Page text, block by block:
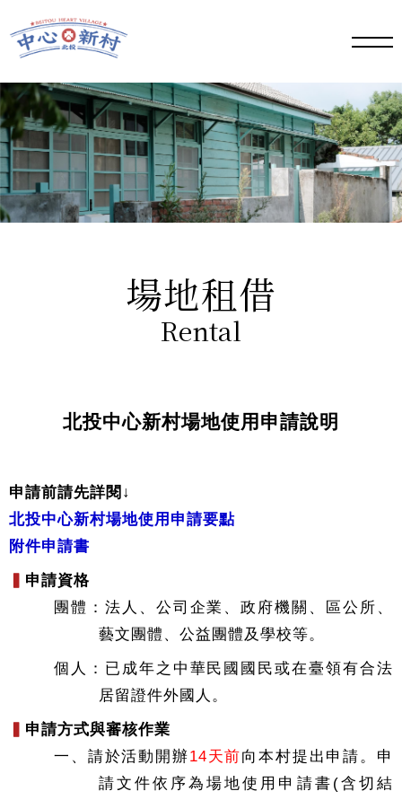
手機
場地租借
Rental
北投中心新村場地使用申請說明
申請前請先詳閱↓
北投中心新村場地使用申請要點
附件申請書
申請資格
團體：法人、公司企業、政府機關、區公所、
藝文團體、公益團體及學校等。
個人：已成年之中華民國國民或在臺領有合法
居留證件外國人。
申請方式與審核作業
一、請於活動開辦14天前向本村提出申請。申
請文件依序為場地使用申請書(含切結